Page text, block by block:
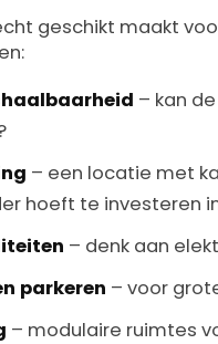
geschikt maakt
– kan
– een locatie met
hoeft te investeren
– denk aan
parkeren – voor
– modulaire ruimtes